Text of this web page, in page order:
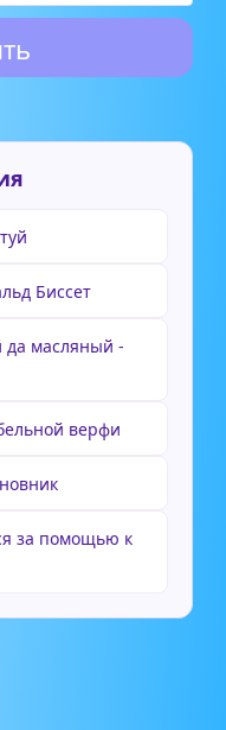
Биссет
да масляный -
верфи
за помощью к